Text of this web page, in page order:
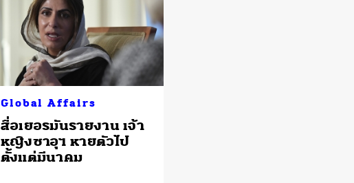
Global Affairs
สื่อเยอรมันรายงาน เจ้า
หญิงซาอุฯ หายตัวไป
ตั้งแต่มีนาคม